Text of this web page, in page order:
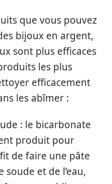
que vous pouvez
bijoux en argent,
sont plus efficaces
les plus
efficacement
les abîmer :
: le bicarbonate
produit pour
de faire une pâte
et de l’eau,